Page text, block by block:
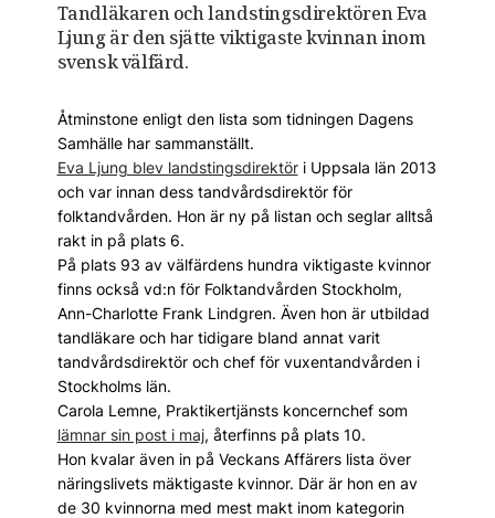
Tandläkaren och landstingsdirektören Eva
Ljung är den sjätte viktigaste kvinnan inom
svensk välfärd.
Åtminstone enligt den lista som tidningen Dagens
Samhälle har sammanställt.
Eva Ljung blev landstingsdirektöri Uppsala län 2013
och var innan dess tandvårdsdirektör för
folktandvården. Hon är ny på listan och seglar alltså
rakt in på plats 6.
På plats 93 av välfärdens hundra viktigaste kvinnor
finns också vd:n för Folktandvården Stockholm,
Ann-Charlotte Frank Lindgren. Även hon är utbildad
tandläkare och har tidigare bland annat varit
tandvårdsdirektör och chef för vuxentandvården i
Stockholms län.
Carola Lemne, Praktikertjänsts koncernchef som
lämnar sin post i maj, återfinns på plats 10.
Hon kvalar även in på Veckans Affärers lista över
näringslivets mäktigaste kvinnor. Där är hon en av
de 30 kvinnorna med mest makt inom kategorin